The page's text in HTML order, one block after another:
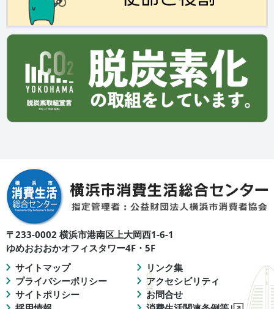
〒233-0002 横浜市港南区上大岡西1-6-1
ゆめおおおかオフィスタワー4F・5F
サイトマップ
リンク集
プライバシーポリシー
アクセシビリティ
サイトポリシー
お問合せ